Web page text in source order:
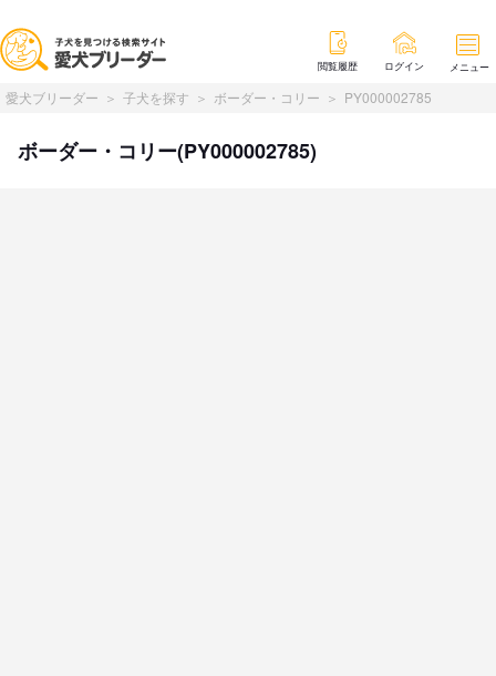
閲覧履歴 ログイン メニュー
愛犬ブリーダー 子犬を探す ボーダー・コリー PY000002785
ボーダー・コリー(PY000002785)